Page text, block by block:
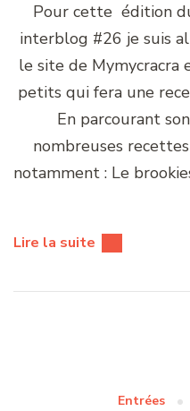
Pour cette édition
interblog #26 je suis
le site de Mymycracra
petits qui fera une
En parcourant
nombreuses
notamment : Le
Lire la suite
Entrées